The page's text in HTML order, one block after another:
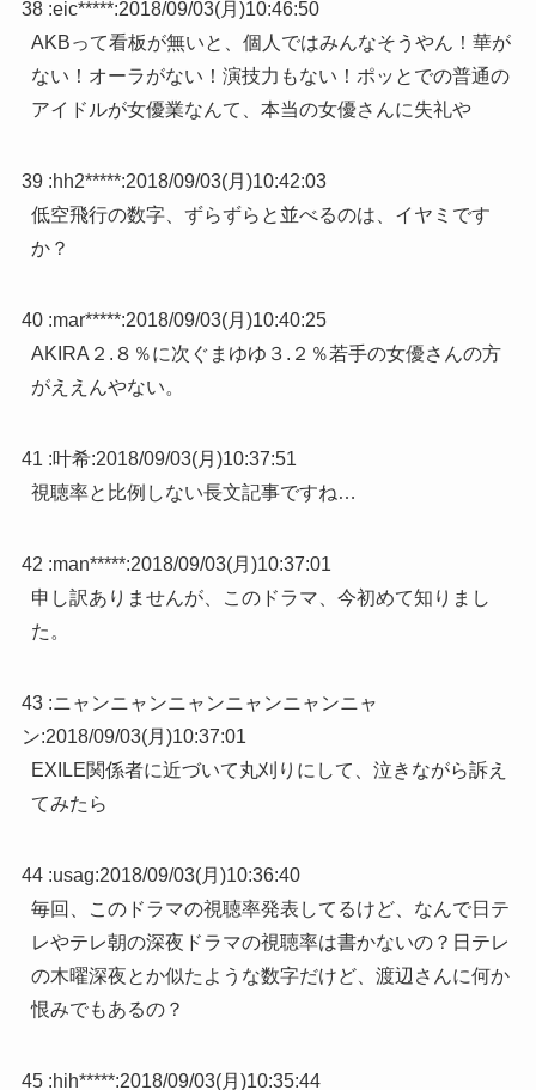
38 :eic*****:2018/09/03(月)10:46:50
AKBって看板が無いと、個人ではみんなそうやん！華が
ない！オーラがない！演技力もない！ポッとでの普通の
アイドルが女優業なんて、本当の女優さんに失礼や
39 :hh2*****:2018/09/03(月)10:42:03
低空飛行の数字、ずらずらと並べるのは、イヤミです
か？
40 :mar*****:2018/09/03(月)10:40:25
AKIRA２.８％に次ぐまゆゆ３.２％若手の女優さんの方
がええんやない。
41 :叶希:2018/09/03(月)10:37:51
視聴率と比例しない長文記事ですね…
42 :man*****:2018/09/03(月)10:37:01
申し訳ありませんが、このドラマ、今初めて知りまし
た。
43 :ニャンニャンニャンニャンニャンニャ
ン:2018/09/03(月)10:37:01
EXILE関係者に近づいて丸刈りにして、泣きながら訴え
てみたら
44 :usag:2018/09/03(月)10:36:40
毎回、このドラマの視聴率発表してるけど、なんで日テ
レやテレ朝の深夜ドラマの視聴率は書かないの？日テレ
の木曜深夜とか似たような数字だけど、渡辺さんに何か
恨みでもあるの？
45 :hih*****:2018/09/03(月)10:35:44